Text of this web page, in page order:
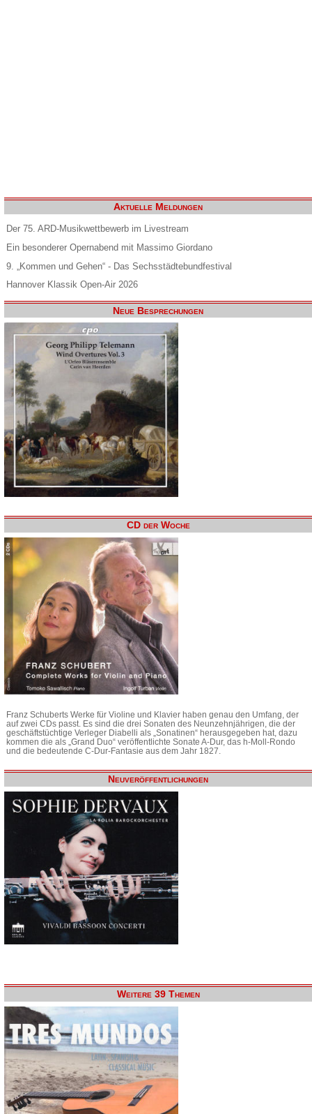
Aktuelle Meldungen
Der 75. ARD-Musikwettbewerb im Livestream
Ein besonderer Opernabend mit Massimo Giordano
9. „Kommen und Gehen“ - Das Sechsstädtebundfestival
Hannover Klassik Open-Air 2026
Neue Besprechungen
CD der Woche
Franz Schuberts Werke für Violine und Klavier haben genau den Umfang, der
auf zwei CDs passt. Es sind die drei Sonaten des Neunzehnjährigen, die der
geschäftstüchtige Verleger Diabelli als „Sonatinen“ herausgegeben hat, dazu
kommen die als „Grand Duo“ veröffentlichte Sonate A-Dur, das h-Moll-Rondo
und die bedeutende C-Dur-Fantasie aus dem Jahr 1827.
Neuveröffentlichungen
Weitere 39 Themen